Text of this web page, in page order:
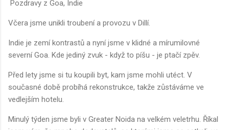
Pozdravy z Goa, Indie
Včera jsme unikli troubení a provozu v Dillí.
Indie je zemí kontrastů a nyní jsme v klidné a mírumilovné
severní Goa. Kde jediný zvuk - když to píšu - je ptačí zpěv.
Před lety jsme si tu koupili byt, kam jsme mohli utéct. V
současné době probíhá rekonstrukce, takže zůstáváme ve
vedlejším hotelu.
Minulý týden jsme byli v Greater Noida na velkém veletrhu. Říkal